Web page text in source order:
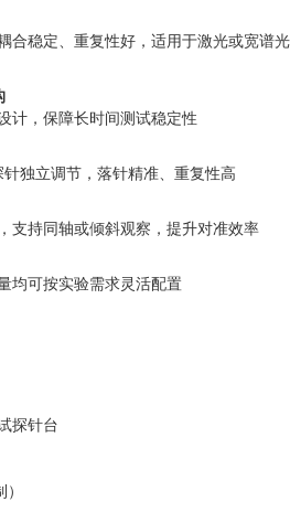
合稳定、重复性好，适用于激光或宽谱光
计，保障长时间测试稳定性
独立调节，落针精准、重复性高
支持同轴或倾斜观察，提升对准效率
均可按实验需求灵活配置
探针台